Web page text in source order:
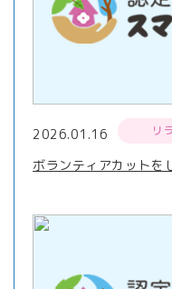
2026.01.16 リ
ボランティアカットを